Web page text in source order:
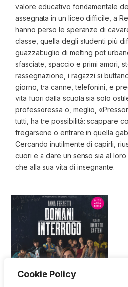
Cookie Policy
valore educativo fondamentale
assegnata in un liceo difficile, a
hanno perso le speranze di
classe, quella degli studenti più
guazzabuglio di melting pot
sfasciate, spaccio e primi amori,
rassegnazione, i ragazzi si
giorno, tra canne, telefonini, e
vita fuori dalla scuola sia solo
professoressa o, meglio,
tutti, ha tre possibilità: scappare
fregarsene o entrare in quella
Cercando inutilmente di capirli,
cuori e a dare un senso sia al
che alla sua vita di insegnante.